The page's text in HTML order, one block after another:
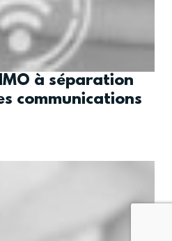
à séparation
communications